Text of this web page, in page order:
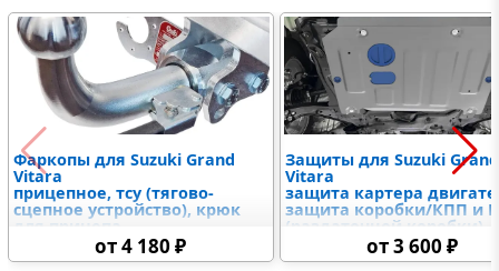
Фаркопы для Suzuki Grand
Vitara
прицепное, тсу (тягово-
сцепное устройство), крюк
для прицепа
от 4 180 ₽
Защиты для Suzuki Grand
Vitara
защита картера
защита коробки/КПП и
(раздаточной коробки),
защыита радиатора и
дифференциалов,
от 3 600 ₽